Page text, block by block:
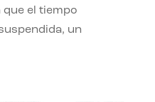
el tiempo
un